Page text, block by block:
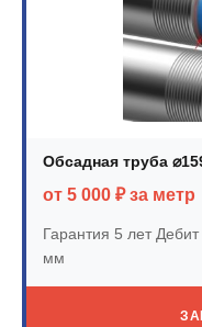
Обсадная труба
от 5 000 ₽ за метр
Гарантия 5 летДебит
мм